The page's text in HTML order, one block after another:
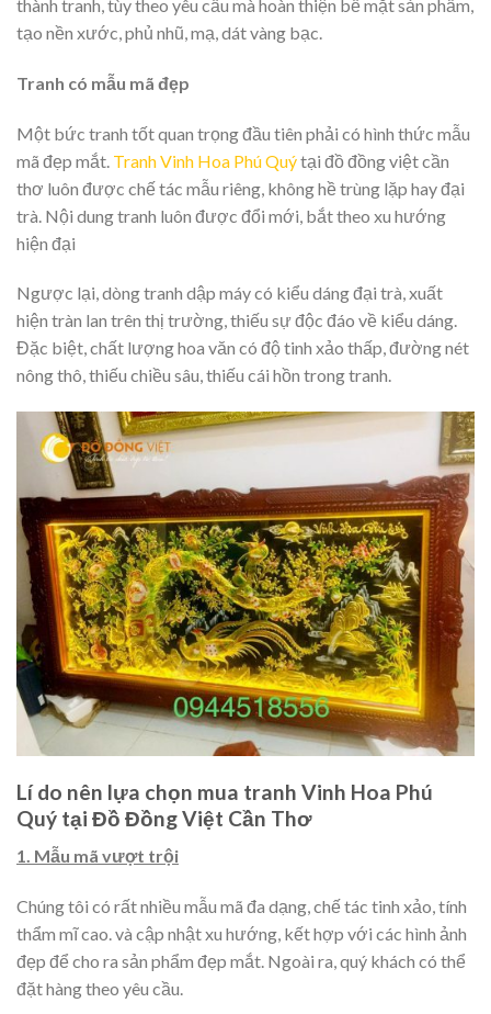
thành tranh, tùy theo yêu cầu mà hoàn thiện bề mặt sản phẩm,
tạo nền xước, phủ nhũ, mạ, dát vàng bạc.
Tranh có mẫu mã đẹp
Một bức tranh tốt quan trọng đầu tiên phải có hình thức mẫu
mã đẹp mắt. Tranh Vinh Hoa Phú Quýtại đồ đồng việt cần
thơ luôn được chế tác mẫu riêng, không hề trùng lặp hay đại
trà. Nội dung tranh luôn được đổi mới, bắt theo xu hướng
hiện đại
Ngược lại, dòng tranh dập máy có kiểu dáng đại trà, xuất
hiện tràn lan trên thị trường, thiếu sự độc đáo về kiểu dáng.
Đặc biệt, chất lượng hoa văn có độ tinh xảo thấp, đường nét
nông thô, thiếu chiều sâu, thiếu cái hồn trong tranh.
Lí do nên lựa chọn mua tranh Vinh Hoa Phú
Quý tại Đồ Đồng Việt Cần Thơ
1. Mẫu mã vượt trội
Chúng tôi có rất nhiều mẫu mã đa dạng, chế tác tinh xảo, tính
thẩm mĩ cao. và cập nhật xu hướng, kết hợp với các hình ảnh
đẹp để cho ra sản phẩm đẹp mắt. Ngoài ra, quý khách có thể
đặt hàng theo yêu cầu.